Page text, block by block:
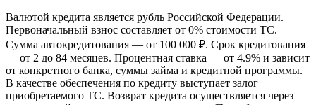
Валютой кредита является рубль Российской Федерации.
Первоначальный взнос составляет от 0% стоимости ТС.
Сумма автокредитования — от 100 000 ₽. Срок кредитования
— от 2 до 84 месяцев. Процентная ставка — от 4.9% и зависит
от конкретного банка, суммы займа и кредитной программы.
В качестве обеспечения по кредиту выступает залог
приобретаемого ТС. Возврат кредита осуществляется через